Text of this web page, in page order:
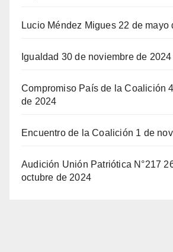
Lucio Méndez Migues 22 de mayo
Igualdad 30 de noviembre de 2024
Compromiso País de la Coalición
de 2024
Encuentro de la Coalición 1 de
Audición Unión Patriótica N°217
octubre de 2024